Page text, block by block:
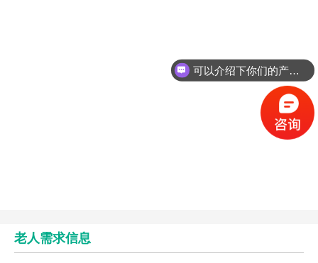
老人需求信息
可以介绍下你们的产品么？